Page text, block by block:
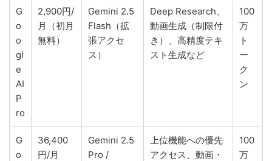
G
o
o
gl
e
AI
P
ro
2,900円/
月（初月
無料）
Gemini 2.5
Flash（拡
張アクセ
ス）
Deep Research、
動画生成（制限付
き）、高精度テキ
スト生成など
100
万
ト
ー
ク
ン
G
o
36,400
円/月
Gemini 2.5
Pro /
上位機能への優先
アクセス、動画・
100
万